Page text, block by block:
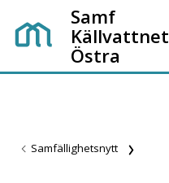
Samf
Källvattnet
Östra
Samfällighetsnytt